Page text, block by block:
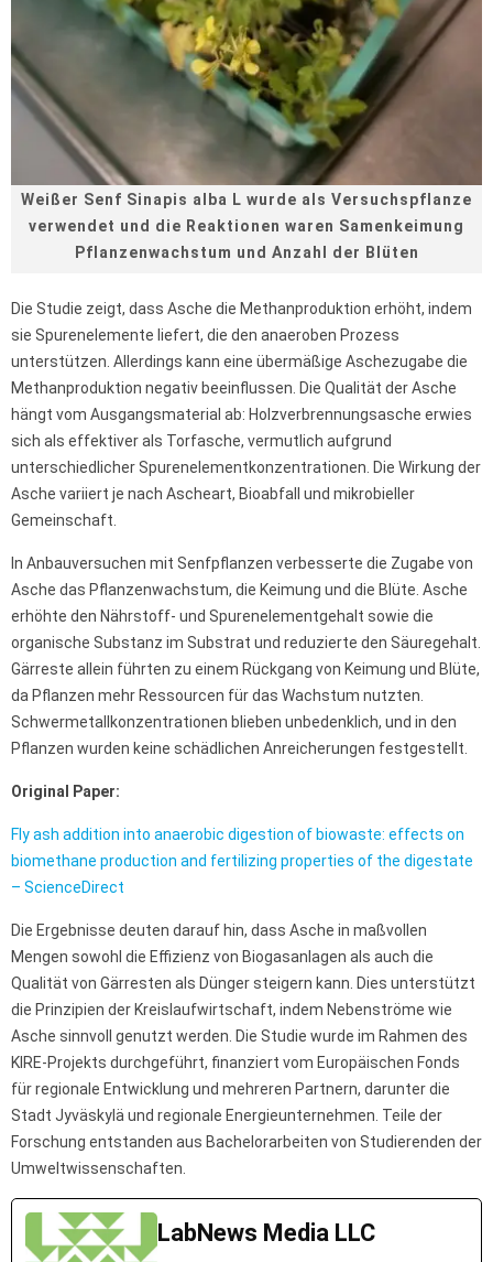
Weißer Senf Sinapis alba L wurde als Versuchspflanze
verwendet und die Reaktionen waren Samenkeimung
Pflanzenwachstum und Anzahl der Blüten
Die Studie zeigt, dass Asche die Methanproduktion erhöht, indem
sie Spurenelemente liefert, die den anaeroben Prozess
unterstützen. Allerdings kann eine übermäßige Aschezugabe die
Methanproduktion negativ beeinflussen. Die Qualität der Asche
hängt vom Ausgangsmaterial ab: Holzverbrennungsasche erwies
sich als effektiver als Torfasche, vermutlich aufgrund
unterschiedlicher Spurenelementkonzentrationen. Die Wirkung der
Asche variiert je nach Ascheart, Bioabfall und mikrobieller
Gemeinschaft.
In Anbauversuchen mit Senfpflanzen verbesserte die Zugabe von
Asche das Pflanzenwachstum, die Keimung und die Blüte. Asche
erhöhte den Nährstoff- und Spurenelementgehalt sowie die
organische Substanz im Substrat und reduzierte den Säuregehalt.
Gärreste allein führten zu einem Rückgang von Keimung und Blüte,
da Pflanzen mehr Ressourcen für das Wachstum nutzten.
Schwermetallkonzentrationen blieben unbedenklich, und in den
Pflanzen wurden keine schädlichen Anreicherungen festgestellt.
Original Paper:
Fly ash addition into anaerobic digestion of biowaste: effects on
biomethane production and fertilizing properties of the digestate
– ScienceDirect
Die Ergebnisse deuten darauf hin, dass Asche in maßvollen
Mengen sowohl die Effizienz von Biogasanlagen als auch die
Qualität von Gärresten als Dünger steigern kann. Dies unterstützt
die Prinzipien der Kreislaufwirtschaft, indem Nebenströme wie
Asche sinnvoll genutzt werden. Die Studie wurde im Rahmen des
KIRE-Projekts durchgeführt, finanziert vom Europäischen Fonds
für regionale Entwicklung und mehreren Partnern, darunter die
Stadt Jyväskylä und regionale Energieunternehmen. Teile der
Forschung entstanden aus Bachelorarbeiten von Studierenden der
Umweltwissenschaften.
LabNews Media LLC